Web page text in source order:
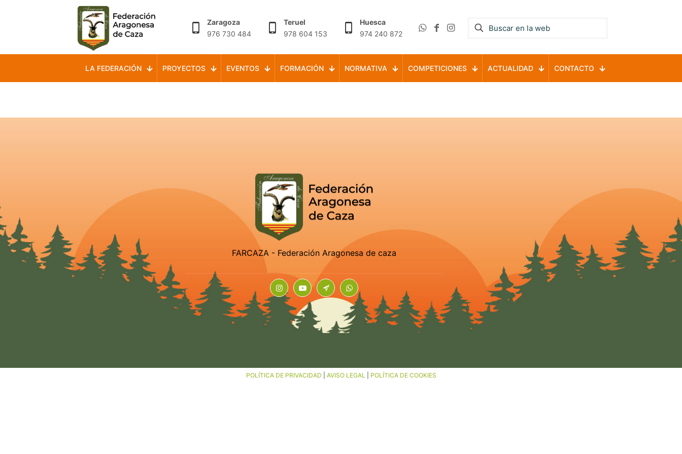
Zaragoza
976 730 484
Teruel
978 604 153
Huesca
974 240 872
LA FEDERACIÓN PROYECTOS EVENTOS FORMACIÓN NORMATIVA COMPETICIONES ACTUALIDAD CONTACTO
FARCAZA - Federación Aragonesa de caza
POLÍTICA DE PRIVACIDAD AVISO LEGAL| POLÍTICA DE COOKIES